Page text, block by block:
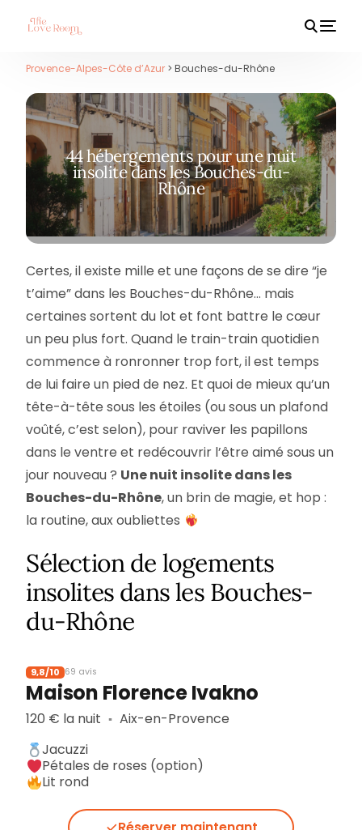
Provence-Alpes-Côte d’Azur > Bouches-du-Rhône
44 hébergements pour une nuit
insolite dans les Bouches-du-
Rhône
Certes, il existe mille et une façons de se dire “je
t’aime” dans les Bouches-du-Rhône… mais
certaines sortent du lot et font battre le cœur
un peu plus fort. Quand le train-train quotidien
commence à ronronner trop fort, il est temps
de lui faire un pied de nez. Et quoi de mieux qu’un
tête-à-tête sous les étoiles (ou sous un plafond
voûté, c’est selon), pour raviver les papillons
dans le ventre et redécouvrir l’être aimé sous un
jour nouveau ? Une nuit insolite dans les
Bouches-du-Rhône, un brin de magie, et hop :
la routine, aux oubliettes
Sélection de logements
insolites dans les Bouches-
du-Rhône
9,8/10 69 avis
Maison Florence Ivakno
120 € la nuit ▪︎ Aix-en-Provence
Jacuzzi
Pétales de roses (option)
Lit rond
HOT